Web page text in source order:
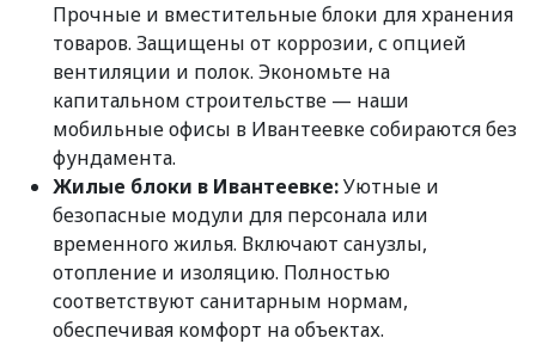
Прочные и вместительные блоки для хранения
товаров. Защищены от коррозии, с опцией
вентиляции и полок. Экономьте на
капитальном строительстве — наши
мобильные офисы в Ивантеевке собираются без
фундамента.
Жилые блоки в Ивантеевке:Уютные и
безопасные модули для персонала или
временного жилья. Включают санузлы,
отопление и изоляцию. Полностью
соответствуют санитарным нормам,
обеспечивая комфорт на объектах.